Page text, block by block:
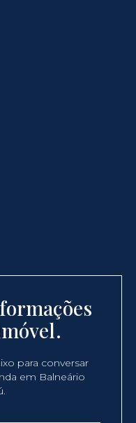
para conversar
em Balneário